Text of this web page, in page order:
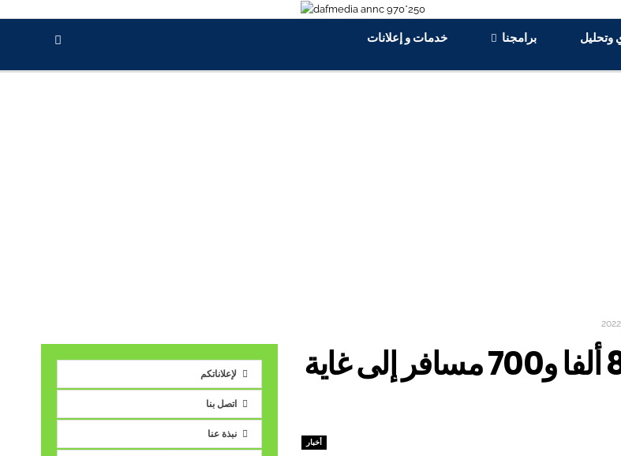
وتحليل برامجنا خدمات و إعلانات
مطار الصويرة موكادور : أزيد من 84 ألفا و700 مسافر إلى غاية
أخبار
لإعلاناتكم
اتصل بنا
نبذة عنا